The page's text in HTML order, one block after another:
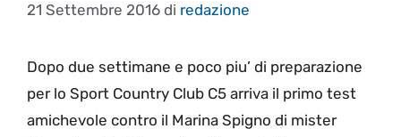
21 Settembre 2016 di redazione
Dopo due settimane e poco piu’ di preparazione
per lo Sport Country Club C5 arriva il primo test
amichevole contro il Marina Spigno di mister